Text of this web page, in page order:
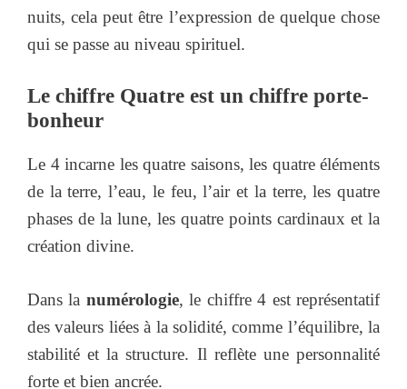
nuits, cela peut être l’expression de quelque chose
qui se passe au niveau spirituel.
Le chiffre Quatre est un chiffre porte-
bonheur
Le 4 incarne les quatre saisons, les quatre éléments
de la terre, l’eau, le feu, l’air et la terre, les quatre
phases de la lune, les quatre points cardinaux et la
création divine.
Dans la numérologie, le chiffre 4 est représentatif
des valeurs liées à la solidité, comme l’équilibre, la
stabilité et la structure. Il reflète une personnalité
forte et bien ancrée.